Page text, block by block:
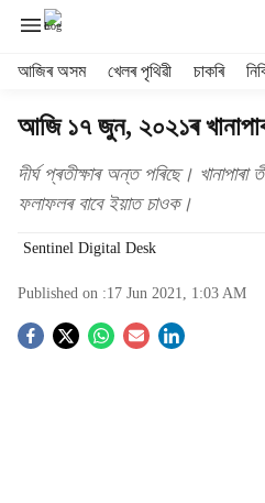
আজিৰ অসম খেলৰ পৃথিৱী চাকৰি
আজি ১৭ জুন, ২০২১ৰ
দীৰ্ঘ প্ৰতীক্ষাৰ অন্ত পৰিছে।
ফলাফলৰ বাবে ইয়াত চাওক।
Sentinel Digital Desk
Published on :17 Jun 2021, 1:03 AM
S